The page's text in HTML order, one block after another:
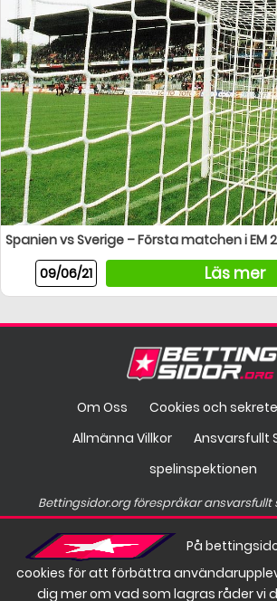
Spanien vs Sverige – Första matchen i EM
09/06/21
Läs mer
Om Oss
Cookies och
Allmänna Villkor
Ansvarsfullt
spelinspektionen
Bettingsidor.org förespråkar ansvarsfullt
spelandet på att gå
Hos finns
På
cookies för att förbättra
dig mer om vad som lagras råder vi